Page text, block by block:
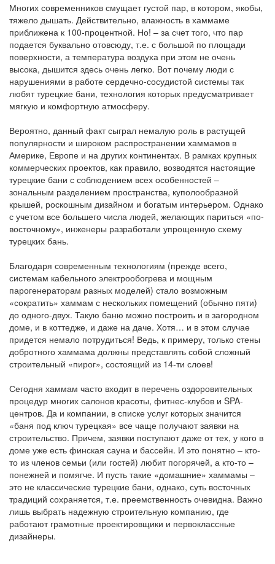
Многих современников смущает густой пар, в котором, якобы,
тяжело дышать. Действительно, влажность в хаммаме
приближена к 100-процентной. Но! – за счет того, что пар
подается буквально отовсюду, т.е. с большой по площади
поверхности, а температура воздуха при этом не очень
высока, дышится здесь очень легко. Вот почему люди с
нарушениями в работе сердечно-сосудистой системы так
любят турецкие бани, технология которых предусматривает
мягкую и комфортную атмосферу.
Вероятно, данный факт сыграл немалую роль в растущей
популярности и широком распространении хаммамов в
Америке, Европе и на других континентах. В рамках крупных
коммерческих проектов, как правило, возводятся настоящие
турецкие бани с соблюдением всех особенностей –
зональным разделением пространства, куполообразной
крышей, роскошным дизайном и богатым интерьером. Однако
с учетом все большего числа людей, желающих париться «по-
восточному», инженеры разработали упрощенную схему
турецких бань.
Благодаря современным технологиям (прежде всего,
системам кабельного электрообогрева и мощным
парогенераторам разных моделей) стало возможным
«сократить» хаммам с нескольких помещений (обычно пяти)
до одного-двух. Такую баню можно построить и в загородном
доме, и в коттедже, и даже на даче. Хотя… и в этом случае
придется немало потрудиться! Ведь, к примеру, только стены
добротного хаммама должны представлять собой сложный
строительный «пирог», состоящий из 14-ти слоев!
Сегодня хаммам часто входит в перечень оздоровительных
процедур многих салонов красоты, фитнес-клубов и SPA-
центров. Да и компании, в списке услуг которых значится
«баня под ключ турецкая» все чаще получают заявки на
строительство. Причем, заявки поступают даже от тех, у кого в
доме уже есть финская сауна и бассейн. И это понятно – кто-
то из членов семьи (или гостей) любит погорячей, а кто-то –
понежней и помягче. И пусть такие «домашние» хаммамы –
это не классические турецкие бани, однако, суть восточных
традиций сохраняется, т.е. преемственность очевидна. Важно
лишь выбрать надежную строительную компанию, где
работают грамотные проектировщики и первоклассные
дизайнеры.